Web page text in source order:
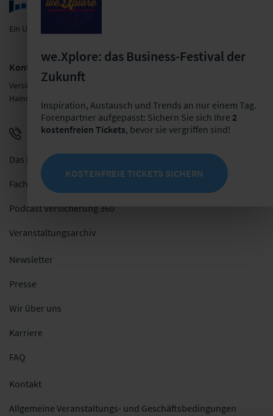
we.Xplore: das Business-Festival der
Zukunft
Inspiration, Austausch und Trends an nur einem Tag.
Forenpartner aufgepasst: Sichern Sie sich Ihre 2
kostenfreien Tickets, bevor sie vergriffen sind!
KOSTENFREIE TICKETS SICHERN
Ein Unternehmen der LF Gruppe
Kontakt
Versicherungsforen Leipzig GmbH
Hainstraße 16, 04109 Leipzig
+49 341 98988-0 E-Mail schreiben
Das Netzwerk
Fachblog
Podcast Versicherung 360
Veranstaltungsarchiv
Newsletter
Presse
Wir über uns
Karriere
FAQ
Kontakt
Allgemeine Veranstaltungs- und Geschäftsbedingungen